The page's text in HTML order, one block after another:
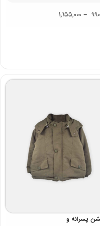
–
1,155,000
پسرانه و